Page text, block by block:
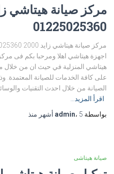
01225025360
اجهزة هيتاشي اهلا ومرحبا بكم فى
هيتاشي المنزلية في حيث ان من خلال
على كافة الخدمات للصيانة
الصيانة من خلال احدث التقنيات
اقرأ المزيد…
بواسطة
admin، 5 أشهر منذ
صيانة هيتاشى